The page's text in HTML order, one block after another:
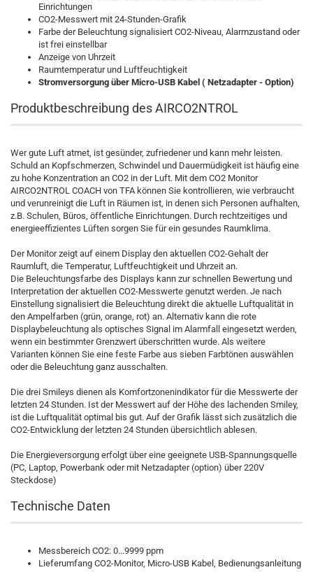
Einrichtungen
CO2-Messwert mit 24-Stunden-Grafik
Farbe der Beleuchtung signalisiert CO2-Niveau, Alarmzustand oder
ist frei einstellbar
Anzeige von Uhrzeit
Raumtemperatur und Luftfeuchtigkeit
Stromversorgung über Micro-USB Kabel ( Netzadapter - Option)
Produktbeschreibung des AIRCO2NTROL
Wer gute Luft atmet, ist gesünder, zufriedener und kann mehr leisten.
Schuld an Kopfschmerzen, Schwindel und Dauermüdigkeit ist häufig eine
zu hohe Konzentration an CO2 in der Luft. Mit dem CO2 Monitor
AIRCO2NTROL COACH von TFA können Sie kontrollieren, wie verbraucht
und verunreinigt die Luft in Räumen ist, in denen sich Personen aufhalten,
z.B. Schulen, Büros, öffentliche Einrichtungen. Durch rechtzeitiges und
energieeffizientes Lüften sorgen Sie für ein gesundes Raumklima.
Der Monitor zeigt auf einem Display den aktuellen CO2-Gehalt der
Raumluft, die Temperatur, Luftfeuchtigkeit und Uhrzeit an.
Die Beleuchtungsfarbe des Displays kann zur schnellen Bewertung und
Interpretation der aktuellen CO2-Messwerte genutzt werden. Je nach
Einstellung signalisiert die Beleuchtung direkt die aktuelle Luftqualität in
den Ampelfarben (grün, orange, rot) an. Alternativ kann die rote
Displaybeleuchtung als optisches Signal im Alarmfall eingesetzt werden,
wenn ein bestimmter Grenzwert überschritten wurde. Als weitere
Varianten können Sie eine feste Farbe aus sieben Farbtönen auswählen
oder die Beleuchtung ganz ausschalten.
Die drei Smileys dienen als Komfortzonenindikator für die Messwerte der
letzten 24 Stunden. Ist der Messwert auf der Höhe des lachenden Smiley,
ist die Luftqualität optimal bis gut. Auf der Grafik lässt sich zusätzlich die
CO2-Entwicklung der letzten 24 Stunden übersichtlich ablesen.
Die Energieversorgung erfolgt über eine geeignete USB-Spannungsquelle
(PC, Laptop, Powerbank oder mit Netzadapter (option) über 220V
Steckdose)
Technische Daten
Messbereich CO2: 0...9999 ppm
Lieferumfang CO2-Monitor, Micro-USB Kabel, Bedienungsanleitung